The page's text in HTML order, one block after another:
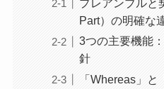
プレアンブルと
Part）の明確な
3つの主要機能
針
「Whereas」